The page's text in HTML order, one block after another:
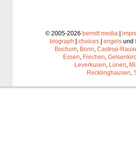
© 2005-2026 berndt media |
biograph | choices | engels und
Bochum Bonn Castrop-
Essen Frechen
Leverkusen Lünen
Recklinghausen